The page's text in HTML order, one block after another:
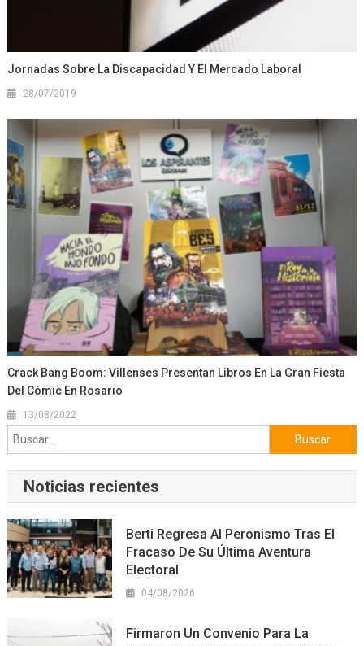
Jornadas Sobre La Discapacidad Y El Mercado Laboral
28/07/2019
Crack Bang Boom: Villenses Presentan Libros En La Gran Fiesta
Del Cómic En Rosario
13/08/2022
Buscar:
Noticias recientes
Berti Regresa Al Peronismo Tras El
Fracaso De Su Última Aventura
Electoral
04/08/2026
Firmaron Un Convenio Para La